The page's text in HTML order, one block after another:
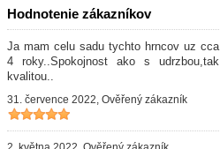
Hodnotenie zákazníkov
Ja mam celu sadu tychto hrncov uz cca
4 roky..Spokojnost ako s udrzbou,tak
kvalitou..
31. července 2022, Ověřený zákazník